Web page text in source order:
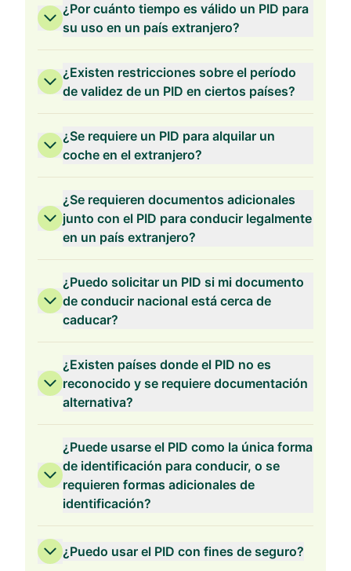
¿Por cuánto tiempo es válido un PID para
su uso en un país extranjero?
¿Existen restricciones sobre el período
de validez de un PID en ciertos países?
¿Se requiere un PID para alquilar un
coche en el extranjero?
¿Se requieren documentos adicionales
junto con el PID para conducir legalmente
en un país extranjero?
¿Puedo solicitar un PID si mi documento
de conducir nacional está cerca de
caducar?
¿Existen países donde el PID no es
reconocido y se requiere documentación
alternativa?
¿Puede usarse el PID como la única forma
de identificación para conducir, o se
requieren formas adicionales de
identificación?
¿Puedo usar el PID con fines de seguro?